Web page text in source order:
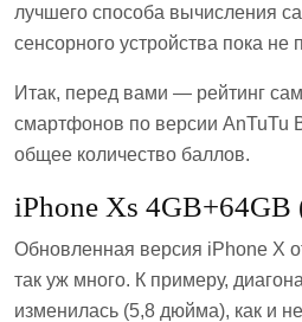
лучшего способа вычисления
сенсорного устройства пока не
Итак, перед вами — рейтинг
смартфонов по версии AnTuTu
общее количество баллов.
iPhone Xs 4GB+64GB
Обновленная версия iPhone X
так уж много. К примеру,
изменилась (5,8 дюйма), как и